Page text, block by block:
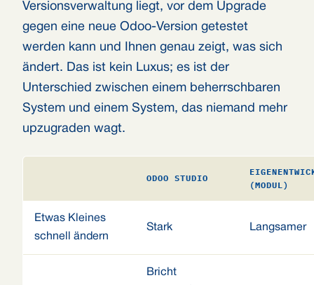
Versionsverwaltung liegt, vor dem Upgrade
gegen eine neue Odoo-Version getestet
werden kann und Ihnen genau zeigt, was sich
ändert. Das ist kein Luxus; es ist der
Unterschied zwischen einem beherrschbaren
System und einem System, das niemand mehr
upzugraden wagt.
ODOO STUDIO
(MODUL)
Etwas Kleines
schnell ändern
Stark Langsamer
Bricht